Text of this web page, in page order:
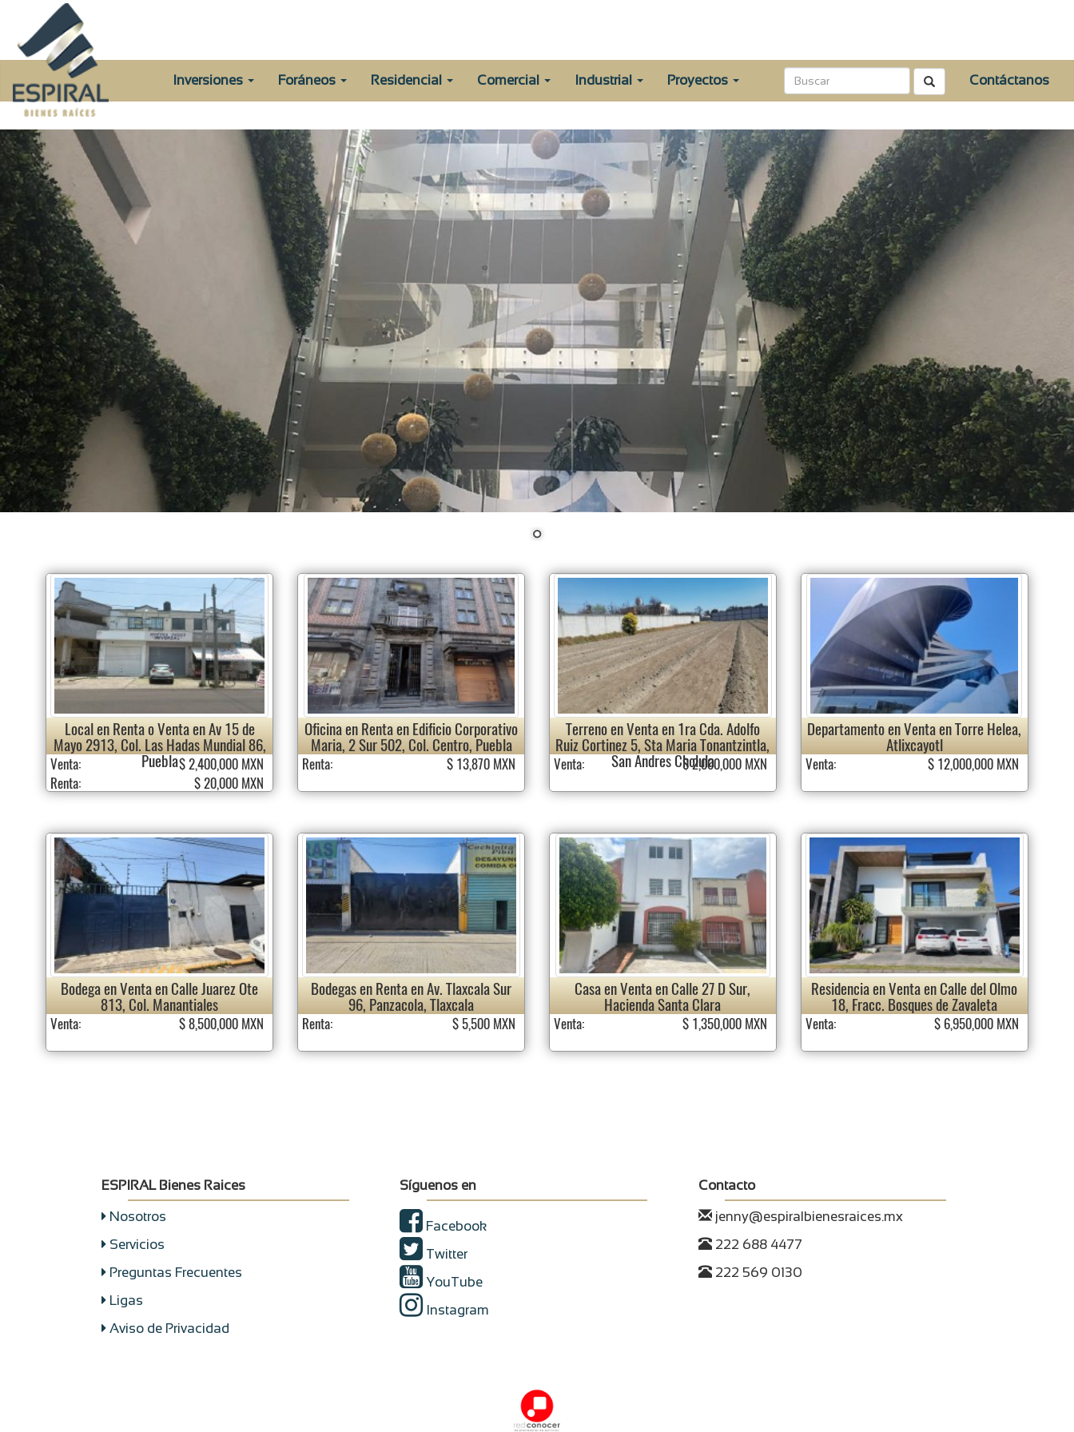
Inversiones Foráneos Residencial Comercial Industrial Proyectos Contáctanos
Local en Renta o Venta en Av 15 de
Mayo 2913, Col. Las Hadas Mundial 86,
Puebla
Venta:
$ 2,400,000 MXN
Renta:
$ 20,000 MXN
Oficina en Renta en Edificio Corporativo
Maria, 2 Sur 502, Col. Centro, Puebla
Renta: $ 13,870 MXN
Terreno en Venta en 1ra Cda. Adolfo
Ruiz Cortinez 5, Sta Maria Tonantzintla,
San Andres Cholula
Venta: $ 2,000,000 MXN
Departamento en Venta en Torre Helea,
Atlixcayotl
Venta: $ 12,000,000 MXN
Bodega en Venta en Calle Juarez Ote
813, Col. Manantiales
Venta: $ 8,500,000 MXN
Bodegas en Renta en Av. Tlaxcala Sur
96, Panzacola, Tlaxcala
Renta: $ 5,500 MXN
Casa en Venta en Calle 27 D Sur,
Hacienda Santa Clara
Venta: $ 1,350,000 MXN
Residencia en Venta en Calle del Olmo
18, Fracc. Bosques de Zavaleta
Venta: $ 6,950,000 MXN
ESPIRAL Bienes Raices
Nosotros
Servicios
Preguntas Frecuentes
Ligas
Aviso de Privacidad
Síguenos en
Facebook
Twitter
YouTube
Instagram
Contacto
jenny@espiralbienesraices.mx
222 688 4477
222 569 0130